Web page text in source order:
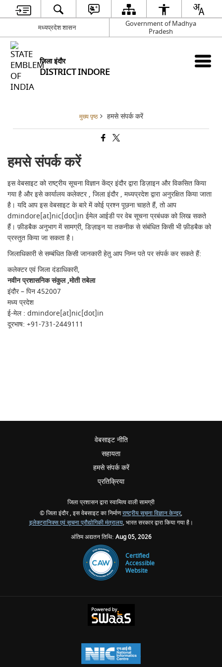
मध्यप्रदेश शासन
Government of Madhya
Pradesh
जिला इंदौर
DISTRICT INDORE
मुख्य पृष्ठ हमसे संपर्क करें
हमसे संपर्क करें
इस वेबसाइट को राष्ट्रीय सूचना विज्ञान केंद्र इंदौर द्वारा डिज़ाइन और विकसित किया
गया है और इसे कार्यालय कलेक्टर , जिला इंदौर , मध्यप्रदेश द्वारा अनुरक्षित किया जाता
है। यदि आप इस वेबसाइट के बारे में कोई प्रश्न पूछना चाहते हैं, तो आप
dmindore[at]nic[dot]in ईमेल आईडी पर वेब सूचना प्रबंधक को लिख सकते
हैं। फ़ीडबैक अनुभाग में सामग्री, डिज़ाइन या तकनीक से संबंधित किसी भी फ़ीडबैक को
प्रस्तुत किया जा सकता है।
जिलाधिकारी से सम्बंधित किसी जानकारी हेतु आप निम्न पते पर संपर्क कर सकते हैं:
कलेक्टर एवं जिला दंडाधिकारी,
नवीन प्रशासनिक संकुल ,मोती तबेला
इंदौर – पिन 452007
मध्य प्रदेश
ई-मेल : dmindore[at]nic[dot]in
दूरभाष: +91-731-2449111
वेबसाइट नीति
सहायता
हमसे संपर्क करें
प्रतिक्रिया
जिला प्रशासन द्वारा स्वामित्व वाली सामग्री
© जिला इंदौर , इस वेबसाइट का निर्माणराष्ट्रीय सूचना विज्ञान केन्द्र,
इलेक्ट्रानिक्स एवं सूचना प्रौद्योगिकी मंत्रालय, भारत सरकार द्वारा किया गया है।
अंतिम अद्यतन तिथि: Aug 05, 2026
Certified
Accessible
Website